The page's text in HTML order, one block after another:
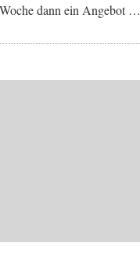
dann ein Angebot …